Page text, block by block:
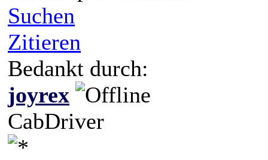
Suchen
Zitieren
Bedankt durch:
joyrex
CabDriver